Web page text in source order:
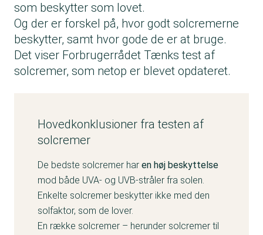
som beskytter som lovet.
Og der er forskel på, hvor godt solcremerne
beskytter, samt hvor gode de er at bruge.
Det viser Forbrugerrådet Tænks test af
solcremer, som netop er blevet opdateret.
Hovedkonklusioner fra testen af
solcremer
De bedste solcremer har en høj beskyttelse
mod både UVA- og UVB-stråler fra solen.
Enkelte solcremer beskytter ikke med den
solfaktor, som de lover.
En række solcremer – herunder solcremer til